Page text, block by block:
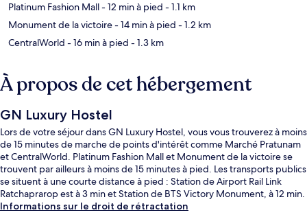
Platinum Fashion Mall- 12 min à pied - 1.1 km
Monument de la victoire- 14 min à pied - 1.2 km
CentralWorld - 16 min à pied - 1.3 km
À propos de cet hébergement
GN Luxury Hostel
Lors de votre séjour dans GN Luxury Hostel, vous vous trouverez à moins
de 15 minutes de marche de points d'intérêt comme Marché Pratunam
et CentralWorld. Platinum Fashion Mall et Monument de la victoire se
trouvent par ailleurs à moins de 15 minutes à pied. Les transports publics
se situent à une courte distance à pied : Station de Airport Rail Link
Ratchaprarop est à 3 min et Station de BTS Victory Monument, à 12 min.
Informations sur le droit de rétractation